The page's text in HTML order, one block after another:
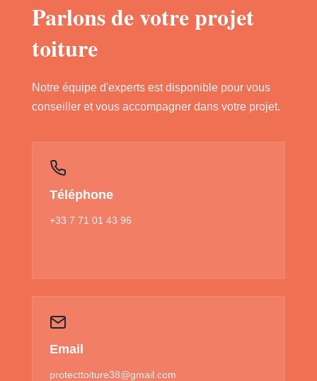
Parlons de votre projet
toiture
Notre équipe d'experts est disponible pour vous
conseiller et vous accompagner dans votre projet.
Téléphone
+33 7 71 01 43 96
Email
protecttoiture38@gmail.com